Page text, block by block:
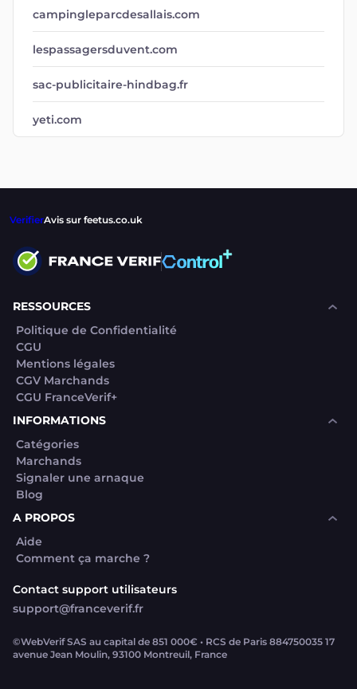
campingleparcdesallais.com
lespassagersduvent.com
sac-publicitaire-hindbag.fr
yeti.com
VerifierAvis sur feetus.co.uk
RESSOURCES
Politique de Confidentialité
CGU
Mentions légales
CGV Marchands
CGU FranceVerif+
INFORMATIONS
Catégories
Marchands
Signaler une arnaque
Blog
A PROPOS
Aide
Comment ça marche ?
Contact support utilisateurs
support@franceverif.fr
©WebVerif SAS au capital de 851 000€ • RCS de Paris 884750035 17
avenue Jean Moulin, 93100 Montreuil, France